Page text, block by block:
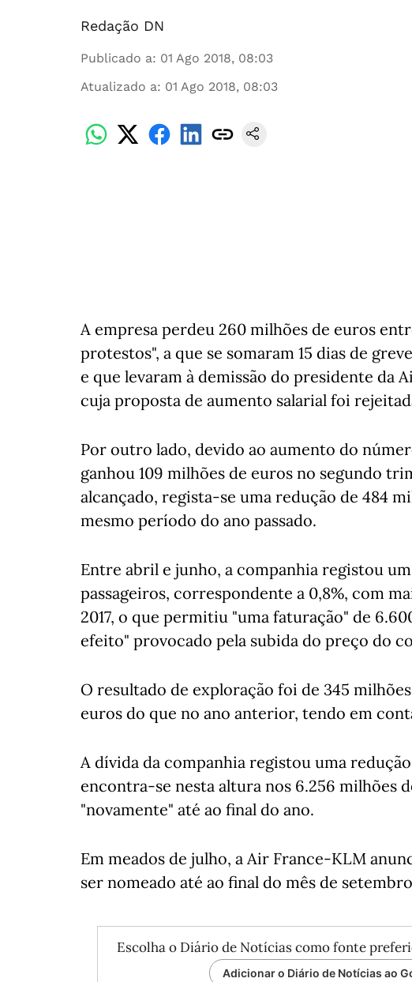
Redação DN
Publicado a: 01 Ago 2018, 08:03
Atualizado a: 01 Ago 2018, 08:03
A empresa perdeu 260 milhões de euros
protestos", a que se somaram 15 dias de
e que levaram à demissão do presidente da
cuja proposta de aumento salarial foi
Por outro lado, devido ao aumento do
ganhou 109 milhões de euros no segundo
alcançado, regista-se uma redução de 484
mesmo período do ano passado.
Entre abril e junho, a companhia registou
passageiros, correspondente a 0,8%, com
2017, o que permitiu "uma faturação" de
efeito" provocado pela subida do preço do
O resultado de exploração foi de 345
euros do que no ano anterior, tendo em
A dívida da companhia registou uma
encontra-se nesta altura nos 6.256 milhões
"novamente" até ao final do ano.
Em meados de julho, a Air France-KLM
ser nomeado até ao final do mês de
Escolha o Diário de Notícias como fonte
Adicionar o Diário de Notícias ao